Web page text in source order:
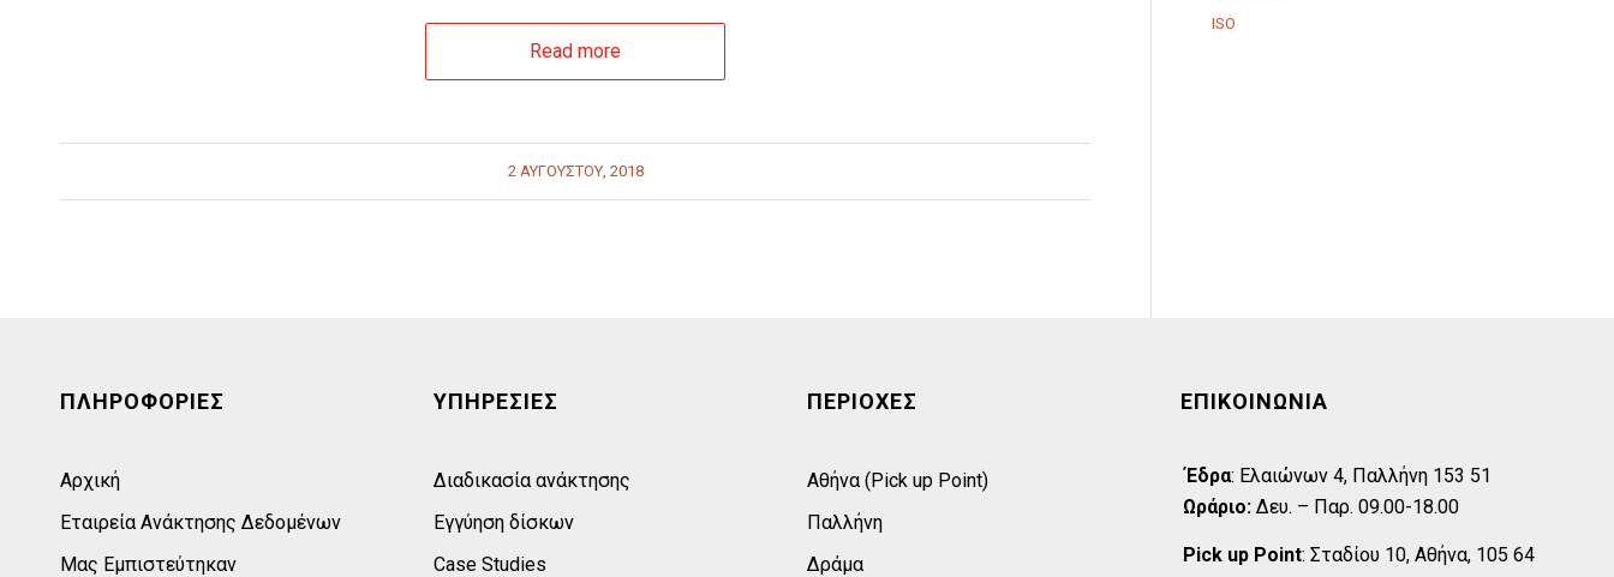
Read more
2 ΑΥΓΟΎΣΤΟΥ, 2018
ISO
ΠΛΗΡΟΦΟΡΙΕΣ
Αρχική
Εταιρεία Ανάκτησης Δεδομένων
Μας Εμπιστεύτηκαν
ΥΠΗΡΕΣΙΕΣ
Διαδικασία ανάκτησης
Εγγύηση δίσκων
Case Studies
ΠΕΡΙΟΧΕΣ
Αθήνα (Pick up Point)
Παλλήνη
Δράμα
ΕΠΙΚΟΙΝΩΝΊΑ
Έδρα: Eλαιώνων 4, Παλλήνη 153 51
Ωράριο: Δευ. – Παρ. 09.00-18.00
Pick up Point: Σταδίου 10, Αθήνα, 105 64